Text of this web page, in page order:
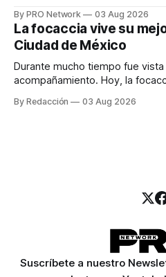
para los textos, alguien que
para encontrar prospectos, un
llamadas y mensajes, y —con
By PRO Network 03 Aug 2026
La focaccia vive su
Ciudad de México
Durante mucho tiempo fue
acompañamiento. Hoy, la
artesanal, ingredientes de
By Redacción 03 Aug 2026
Suscríbete a nuestro